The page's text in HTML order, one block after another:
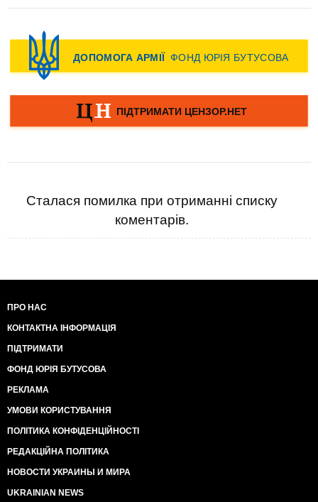
Сталася помилка при отриманні списку
коментарів.
ПРО НАС
КОНТАКТНА ІНФОРМАЦІЯ
ПІДТРИМАТИ
ФОНД ЮРІЯ БУТУСОВА
РЕКЛАМА
УМОВИ КОРИСТУВАННЯ
ПОЛІТИКА КОНФІДЕНЦІЙНОСТІ
РЕДАКЦІЙНА ПОЛІТИКА
НОВОСТИ УКРАИНЫ И МИРА
UKRAINIAN NEWS